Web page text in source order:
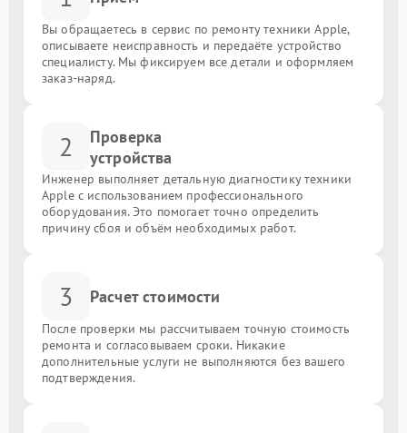
Вы обращаетесь в сервис по ремонту техники Apple,
описываете неисправность и передаёте устройство
специалисту. Мы фиксируем все детали и оформляем
заказ-наряд.
2
Проверка
устройства
Инженер выполняет детальную диагностику техники
Apple с использованием профессионального
оборудования. Это помогает точно определить
причину сбоя и объём необходимых работ.
3 Расчет стоимости
После проверки мы рассчитываем точную стоимость
ремонта и согласовываем сроки. Никакие
дополнительные услуги не выполняются без вашего
подтверждения.